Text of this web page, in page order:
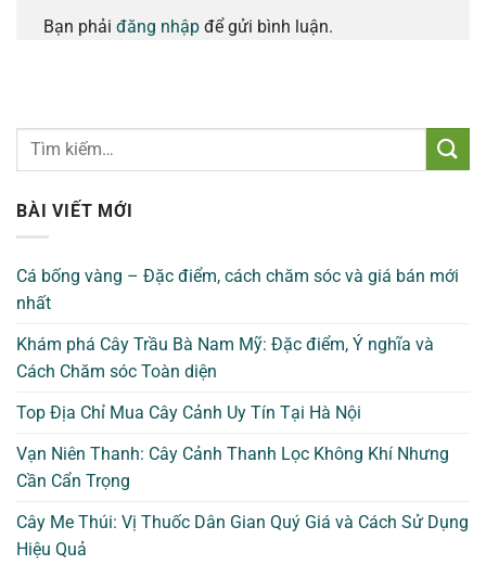
Bạn phải đăng nhập để gửi bình luận.
BÀI VIẾT MỚI
Cá bống vàng – Đặc điểm, cách chăm sóc và giá bán mới
nhất
Khám phá Cây Trầu Bà Nam Mỹ: Đặc điểm, Ý nghĩa và
Cách Chăm sóc Toàn diện
Top Địa Chỉ Mua Cây Cảnh Uy Tín Tại Hà Nội
Vạn Niên Thanh: Cây Cảnh Thanh Lọc Không Khí Nhưng
Cần Cẩn Trọng
Cây Me Thúi: Vị Thuốc Dân Gian Quý Giá và Cách Sử Dụng
Hiệu Quả